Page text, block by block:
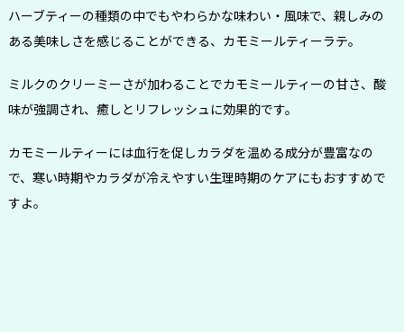
ハーブティーの種類の中でもやわらかな味わい・風味で、親しみの
ある美味しさを感じることができる、カモミールティーラテ。
ミルクのクリーミーさが加わることでカモミールティーの甘さ、酸
味が強調され、癒しとリフレッシュに効果的です。
カモミールティーには血行を促しカラダを温める成分が豊富なの
で、寒い時期やカラダが冷えやすい生理時期のケアにもおすすめで
すよ。